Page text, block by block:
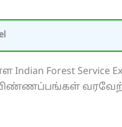
Indian Forest
விண்ணப்பங்கள்